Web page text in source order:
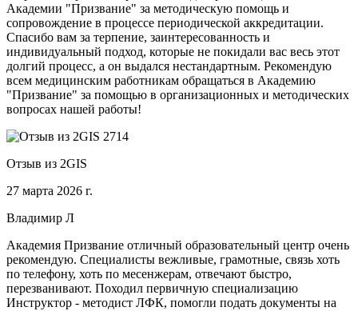
Академии "Призвание" за методическую помощь и
сопровождение в процессе периодической аккредитации.
Спасибо вам за терпение, заинтересованность и
индивидуальный подход, которые не покидали вас весь этот
долгий процесс, а он выдался нестандартным. Рекомендую
всем медицинским работникам обращаться в Академию
"Призвание" за помощью в организационных и методических
вопросах нашей работы!
Отзыв из 2GIS
27 марта 2026 г.
Владимир Л
Академия Призвание отличный образовательный центр очень
рекомендую. Специалисты вежливые, грамотные, связь хоть
по телефону, хоть по месенжерам, отвечают быстро,
перезванивают. Походил первичную специализацию
Инструктор - методист ЛФК, помогли подать документы на